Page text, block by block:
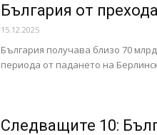
България от
15.12.2025
България получава близо 70
периода от падането на
Следващите 10: